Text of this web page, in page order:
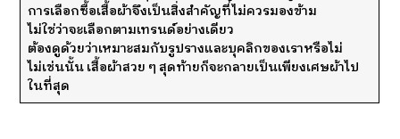
การเลือกซื้อเสื้อผ้าจึงเป็นสิ่งสำคัญที่ไม่ควรมองข้าม
ไม่ใช่ว่าจะเลือกตามเทรนด์อย่างเดียว
ต้องดูด้วยว่าเหมาะสมกับรูปรางและบุคลิกของเราหรือไม่
ไม่เช่นนั้น เสื้อผ้าสวย ๆ สุดท้ายก็จะกลายเป็นเพียงเศษผ้าไป
ในที่สุด